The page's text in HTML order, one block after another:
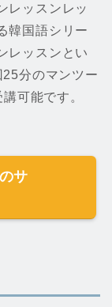
レッスンレッ
韓国語シリー
レッスンとい
分のマンツー
可能です。
サ